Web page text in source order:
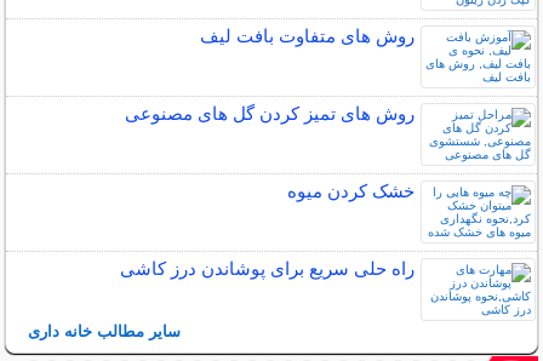
روش های متفاوت بافت لیف
روش های تمیز کردن گل های مصنوعی
خشک کردن میوه
راه حلی سریع برای پوشاندن درز کاشی
سایر مطالب خانه داری